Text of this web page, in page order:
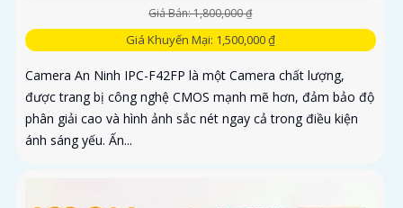
Giá Bán: 1,800,000 ₫
Giá Khuyến Mại: 1,500,000 ₫
Camera An Ninh IPC-F42FP là một Camera chất lượng,
được trang bị công nghệ CMOS mạnh mẽ hơn, đảm bảo độ
phân giải cao và hình ảnh sắc nét ngay cả trong điều kiện
ánh sáng yếu. Ấn...